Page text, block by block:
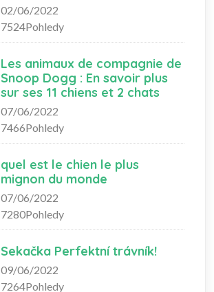
02/06/2022
7524Pohledy
Les animaux de compagnie de
Snoop Dogg : En savoir plus
sur ses 11 chiens et 2 chats
07/06/2022
7466Pohledy
quel est le chien le plus
mignon du monde
07/06/2022
7280Pohledy
Sekačka Perfektní trávník!
09/06/2022
7264Pohledy